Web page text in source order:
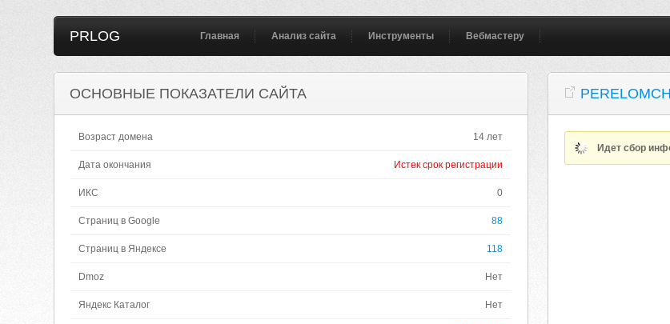
PRLOG Главная Анализ сайта Инструменты Вебмастеру
ОСНОВНЫЕ ПОКАЗАТЕЛИ САЙТА
Возраст домена 14 лет
Дата окончания Истек срок регистрации
ИКС 0
Страниц в Google 88
Страниц в Яндексе 118
Dmoz Нет
Яндекс Каталог Нет
Идет сбор